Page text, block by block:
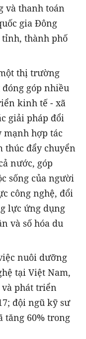
và thanh toán
gia Đông
tỉnh, thành phố
thị trường
góp nhiều
kinh tế - xã
giải pháp đổi
mạnh hợp tác
thúc đẩy chuyển
nước, góp
sống của người
công nghệ, đổi
lực ứng dụng
và số hóa du
nuôi dưỡng
tại Việt Nam,
phát triển
đội ngũ kỹ sư
tăng 60% trong